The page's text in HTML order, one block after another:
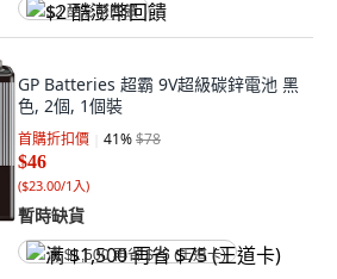
$2 酷澎幣回饋
GP Batteries 超霸 9V超級碳鋅電池 黑
色, 2個, 1個裝
首購折扣價 41%$78
$46
($23.00/1入)
暫時缺貨
满 $1,500 再省 $75 (王道卡)